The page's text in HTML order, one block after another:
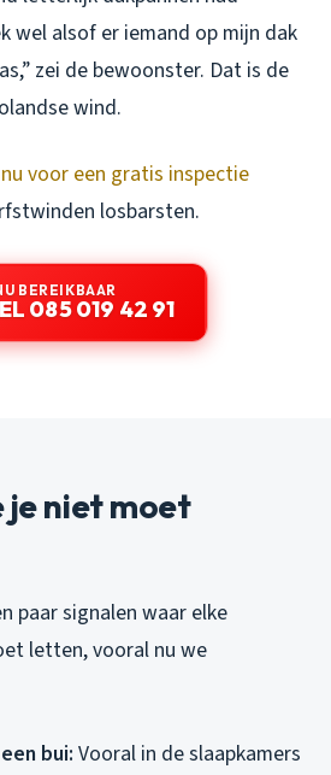
wel alsof er iemand op mijn dak
zei de bewoonster. Dat is de
wind.
voor een gratis inspectie
losbarsten.
BEREIKBAAR
085 019 42 91
je niet moet
paar signalen waar elke
letten, vooral nu we
bui: Vooral in de slaapkamers